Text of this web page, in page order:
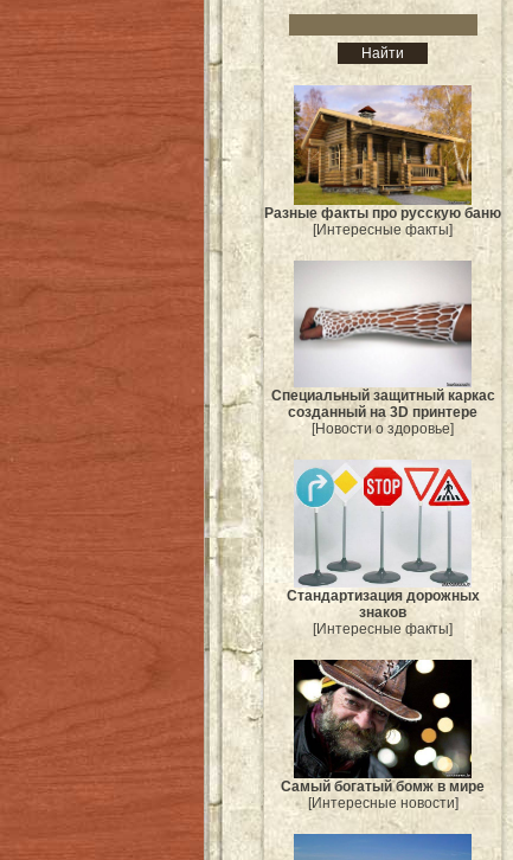
Разные факты про русскую баню
[Интересные факты]
Специальный защитный каркас
созданный на 3D принтере
[Новости о здоровье]
Стандартизация дорожных
знаков
[Интересные факты]
Самый богатый бомж в мире
[Интересные новости]